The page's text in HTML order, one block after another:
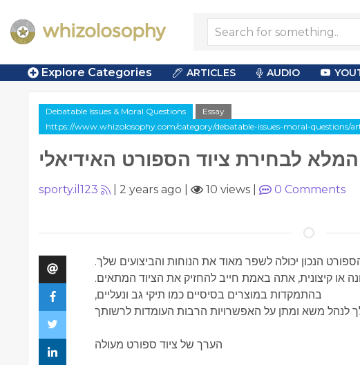
Explore Categories ARTICLES AUDIO
Debatable Issues & Moral Questions
Essay
https://www.whizolosophy.com/category/debatable-issues-moral-questions/
לבחירת ציוד הספורט האידיאלי
sporty.il123 2 years ago 10 views 0 Comments
הנכון יכולה לשפר מאוד את הנוחות והביצועים שלך.
או קיצונית, אתה באמת חייב להחזיק את הציוד המתאים.
בהתמקדות במוצרים בסיסיים כמו תיקי גב ונעליים,
הערך של ציוד ספורט מעולה